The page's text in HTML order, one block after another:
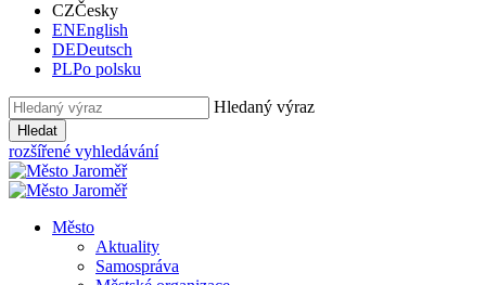
CZČesky
ENEnglish
DEDeutsch
PLPo polsku
Hledaný výraz
Hledat
rozšířené vyhledávání
Město
Aktuality
Samospráva